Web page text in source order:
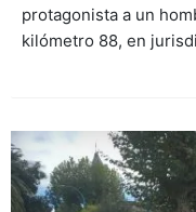
protagonista a un
kilómetro 88, en